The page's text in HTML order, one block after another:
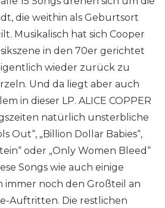
die weithin als Geburtsort
Musikalisch hat sich Cooper
in den 70er gerichtet
wieder zurück zu
Und da liegt aber auch
in dieser LP. ALICE COPPER
natürlich unsterbliche
Out“, „Billion Dollar Babies“,
oder „Only Women Bleed“
Songs wie auch einige
immer noch den Großteil an
Auftritten. Die restlichen